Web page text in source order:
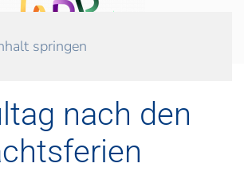
springen
nach den